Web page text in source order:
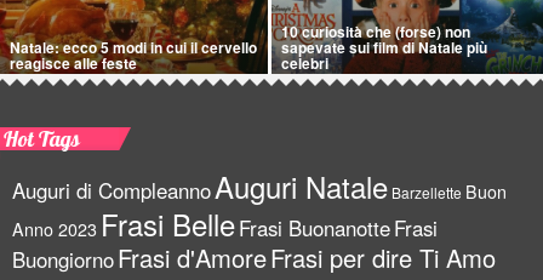
Natale: ecco 5 modi in cui il cervello
reagisce alle feste
10 curiosità che (forse) non
sapevate sui film di Natale più
celebri
Hot Tags
Auguri di CompleannoAuguri Natale Barzellette Buon
Anno 2023 Frasi BelleFrasi BuonanotteFrasi
BuongiornoFrasi d'AmoreFrasi per dire Ti Amo